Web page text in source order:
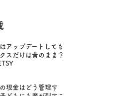
アップデートしても
スだけは昔のまま？
現金はどう管理す